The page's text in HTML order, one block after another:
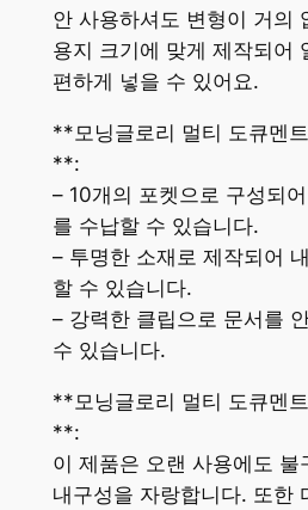
안 사용하셔도 변형이 거의
용지 크기에 맞게 제작되어
편하게 넣을 수 있어요.
**모닝글로리 멀티 도큐멘
**:
– 10개의 포켓으로 구성되
를 수납할 수 있습니다.
– 투명한 소재로 제작되어
할 수 있습니다.
– 강력한 클립으로 문서를
수 있습니다.
**모닝글로리 멀티 도큐멘
**:
이 제품은 오랜 사용에도 불
내구성을 자랑합니다. 또한